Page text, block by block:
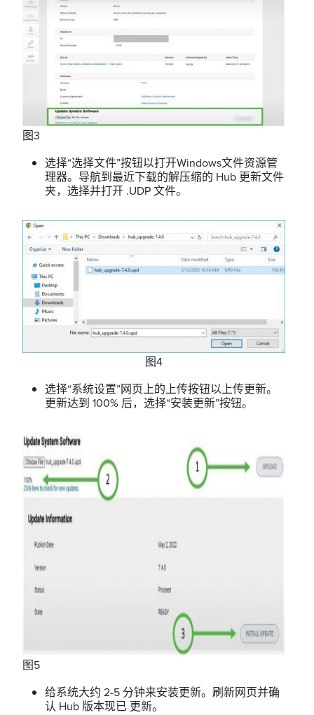
图3
选择“选择文件”按钮以打开Windows文件资源管
理器。导航到最近下载的解压缩的 Hub 更新文件
夹，选择并打开 .UDP 文件。
图4
选择“系统设置”网页上的上传按钮以上传更新。
更新达到 100% 后，选择“安装更新”按钮。
图5
给系统大约 2-5 分钟来安装更新。刷新网页并确
认 Hub 版本现已 更新。